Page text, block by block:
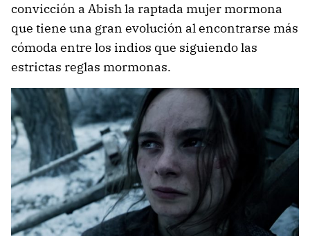
convicción a Abish la raptada mujer mormona
que tiene una gran evolución al encontrarse más
cómoda entre los indios que siguiendo las
estrictas reglas mormonas.